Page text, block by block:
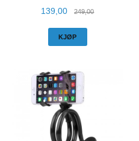
Tilbud
139,00 249,00Rabatt
KJØP